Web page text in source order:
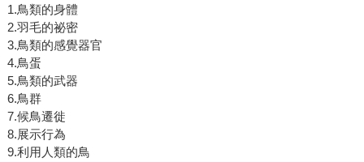
1.鳥類的身體
2.羽毛的祕密
3.鳥類的感覺器官
4.鳥蛋
5.鳥類的武器
6.鳥群
7.候鳥遷徙
8.展示行為
9.利用人類的鳥